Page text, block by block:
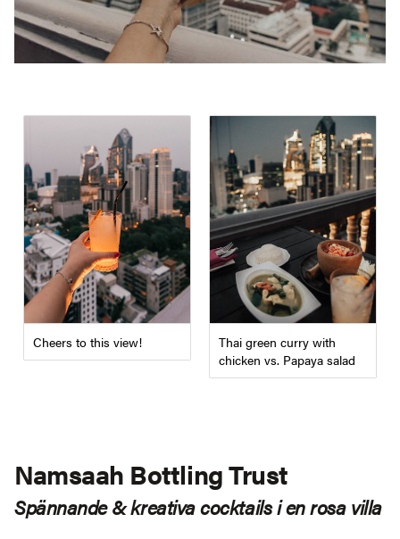
Cheers to this view!
Thai green curry with
chicken vs. Papaya salad
Namsaah Bottling Trust
Spännande & kreativa cocktails i en rosa villa